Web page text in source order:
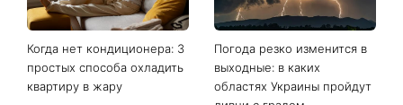
Когда нет кондиционера: 3
простых способа охладить
квартиру в жару
Погода резко изменится в
выходные: в каких
областях Украины пройдут